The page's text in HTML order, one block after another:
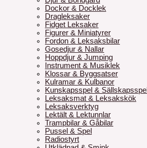
Dockor & Docklek
Dragleksaker
Fidget Leksaker
Figurer & Miniatyrer
Fordon & Leksaksbilar
Gosedjur & Nallar
Hoppdjur & Jumping
Instrument & Musiklek
Klossar & Byggsatser
Kulramar & Kulbanor
Kunskapsspel & Sällskapsspel
Leksaksmat & Leksakskök
Leksaksverktyg
Lektält & Lektunnlar
Trampbilar & Gåbilar
Pussel & Spel
Radiostyrt